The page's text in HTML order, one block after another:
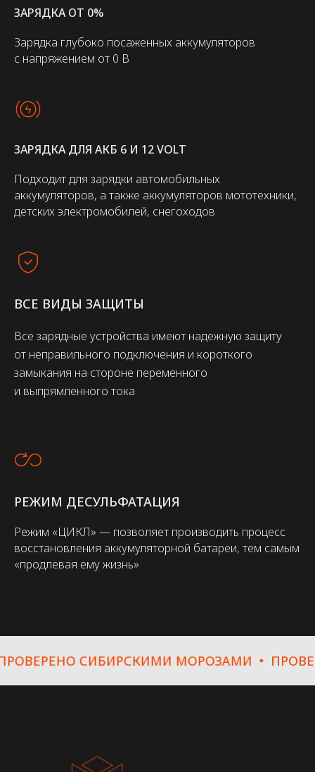
ЗАРЯДКА ОТ 0%
Зарядка глубоко посаженных аккумуляторов
с напряжением от 0 В
ЗАРЯДКА ДЛЯ АКБ 6 И 12 VOLT
Подходит для зарядки автомобильных
аккумуляторов, а также аккумуляторов мототехники,
детских электромобилей, снегоходов
ВСЕ ВИДЫ ЗАЩИТЫ
Все зарядные устройства имеют надежную защиту
от неправильного подключения и короткого
замыкания на стороне переменного
и выпрямленного тока
РЕЖИМ ДЕСУЛЬФАТАЦИЯ
Режим «ЦИКЛ» — позволяет производить процесс
восстановления аккумуляторной батареи, тем самым
«продлевая ему жизнь»
СИБИРСКИМИ МОРОЗАМИ